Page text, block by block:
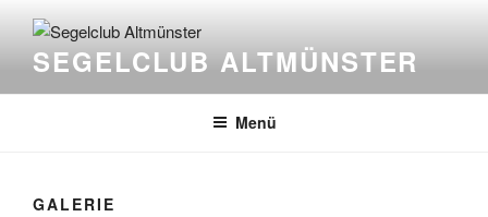
Inhalt
springenSEGELCLUB ALTMÜNSTER
Menü
GALERIE